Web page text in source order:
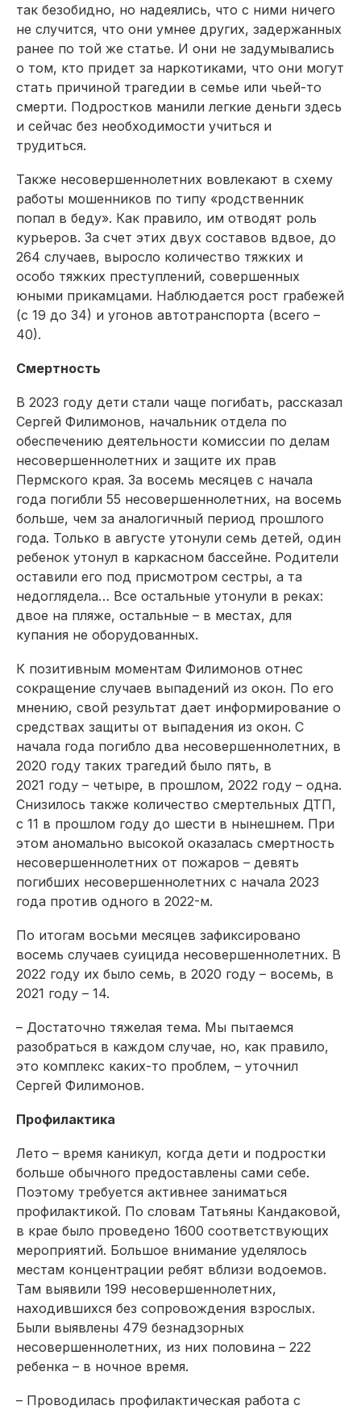
так безобидно, но надеялись, что с ними ничего
не случится, что они умнее других, задержанных
ранее по той же статье. И они не задумывались
о том, кто придет за наркотиками, что они могут
стать причиной трагедии в семье или чьей-то
смерти. Подростков манили легкие деньги здесь
и сейчас без необходимости учиться и
трудиться.
Также несовершеннолетних вовлекают в схему
работы мошенников по типу «родственник
попал в беду». Как правило, им отводят роль
курьеров. За счет этих двух составов вдвое, до
264 случаев, выросло количество тяжких и
особо тяжких преступлений, совершенных
юными прикамцами. Наблюдается рост грабежей
(с 19 до 34) и угонов автотранспорта (всего –
40).
Смертность
В 2023 году дети стали чаще погибать, рассказал
Сергей Филимонов, начальник отдела по
обеспечению деятельности комиссии по делам
несовершеннолетних и защите их прав
Пермского края. За восемь месяцев с начала
года погибли 55 несовершеннолетних, на восемь
больше, чем за аналогичный период прошлого
года. Только в августе утонули семь детей, один
ребенок утонул в каркасном бассейне. Родители
оставили его под присмотром сестры, а та
недоглядела… Все остальные утонули в реках:
двое на пляже, остальные – в местах, для
купания не оборудованных.
К позитивным моментам Филимонов отнес
сокращение случаев выпадений из окон. По его
мнению, свой результат дает информирование о
средствах защиты от выпадения из окон. С
начала года погибло два несовершеннолетних, в
2020 году таких трагедий было пять, в
2021 году – четыре, в прошлом, 2022 году – одна.
Снизилось также количество смертельных ДТП,
с 11 в прошлом году до шести в нынешнем. При
этом аномально высокой оказалась смертность
несовершеннолетних от пожаров – девять
погибших несовершеннолетних с начала 2023
года против одного в 2022-м.
По итогам восьми месяцев зафиксировано
восемь случаев суицида несовершеннолетних. В
2022 году их было семь, в 2020 году – восемь, в
2021 году – 14.
– Достаточно тяжелая тема. Мы пытаемся
разобраться в каждом случае, но, как правило,
это комплекс каких-то проблем, – уточнил
Сергей Филимонов.
Профилактика
Лето – время каникул, когда дети и подростки
больше обычного предоставлены сами себе.
Поэтому требуется активнее заниматься
профилактикой. По словам Татьяны Кандаковой,
в крае было проведено 1600 соответствующих
мероприятий. Большое внимание уделялось
местам концентрации ребят вблизи водоемов.
Там выявили 199 несовершеннолетних,
находившихся без сопровож­дения взрослых.
Были выявлены 479 безнадзорных
несовершеннолетних, из них половина – 222
ребенка – в ночное время.
– Проводилась профилактическая работа с